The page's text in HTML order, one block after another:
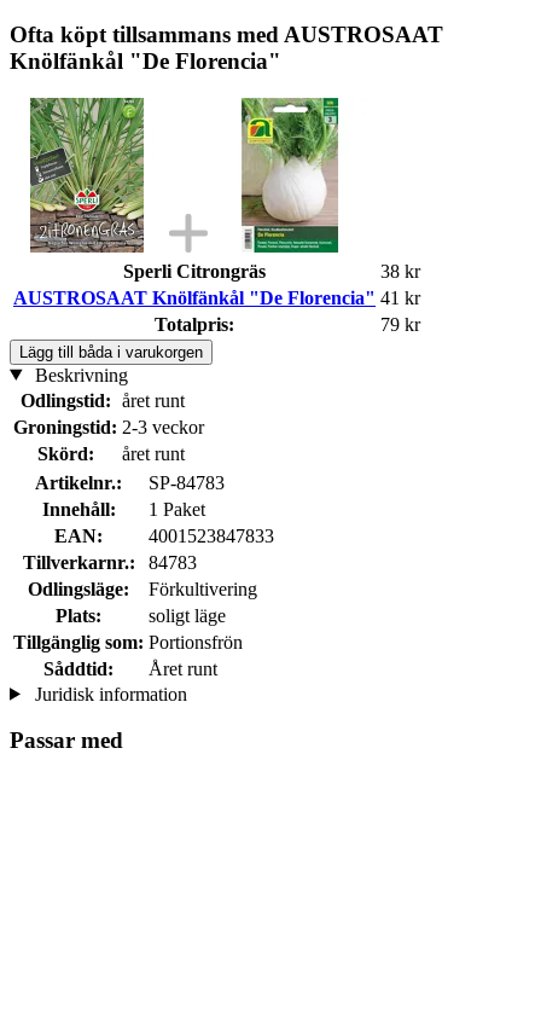
Ofta köpt tillsammans med AUSTROSAAT
Knölfänkål "De Florencia"
Sperli Citrongräs
38 kr
AUSTROSAAT Knölfänkål "De Florencia" 41 kr
Totalpris:
79 kr
Lägg till båda i varukorgen
Beskrivning
Odlingstid: året runt
Groningstid: 2-3 veckor
Skörd:
året runt
Artikelnr.:
SP-84783
Innehåll:
1 Paket
EAN:
4001523847833
Tillverkarnr.:
84783
Odlingsläge:
Förkultivering
Plats:
soligt läge
Tillgänglig som: Portionsfrön
Såddtid:
Året runt
Juridisk information
Passar med